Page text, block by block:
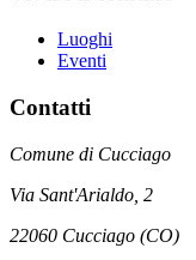
Luoghi
Eventi
Contatti
Comune di Cucciago
Via Sant'Arialdo, 2
22060 Cucciago (CO)